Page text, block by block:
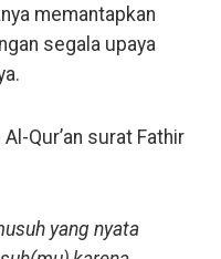
memantapkan
segala upaya
Qur’an surat Fathir
yang nyata